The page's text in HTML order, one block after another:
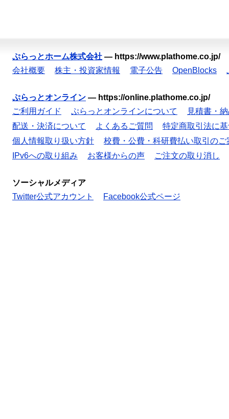
ぷらっとホーム株式会社 — https://www.plathome.co.jp/
会社概要
株主・投資家情報 電子公告 OpenBlocks
ぷらっとオンライン — https://online.plathome.co.jp/
ご利用ガイド
ぷらっとオンラインについて
見積書・
配送・決済について
よくあるご質問
特定商取引法に
個人情報取り扱い方針
校費・公費・科研費払い取引のご
IPv6への取り組み
お客様からの声 ご注文の取り消し
ソーシャルメディア
Twitter公式アカウント
Facebook公式ページ